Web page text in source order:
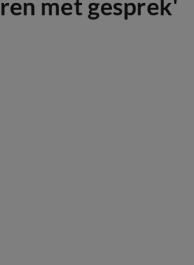
met gesprek'